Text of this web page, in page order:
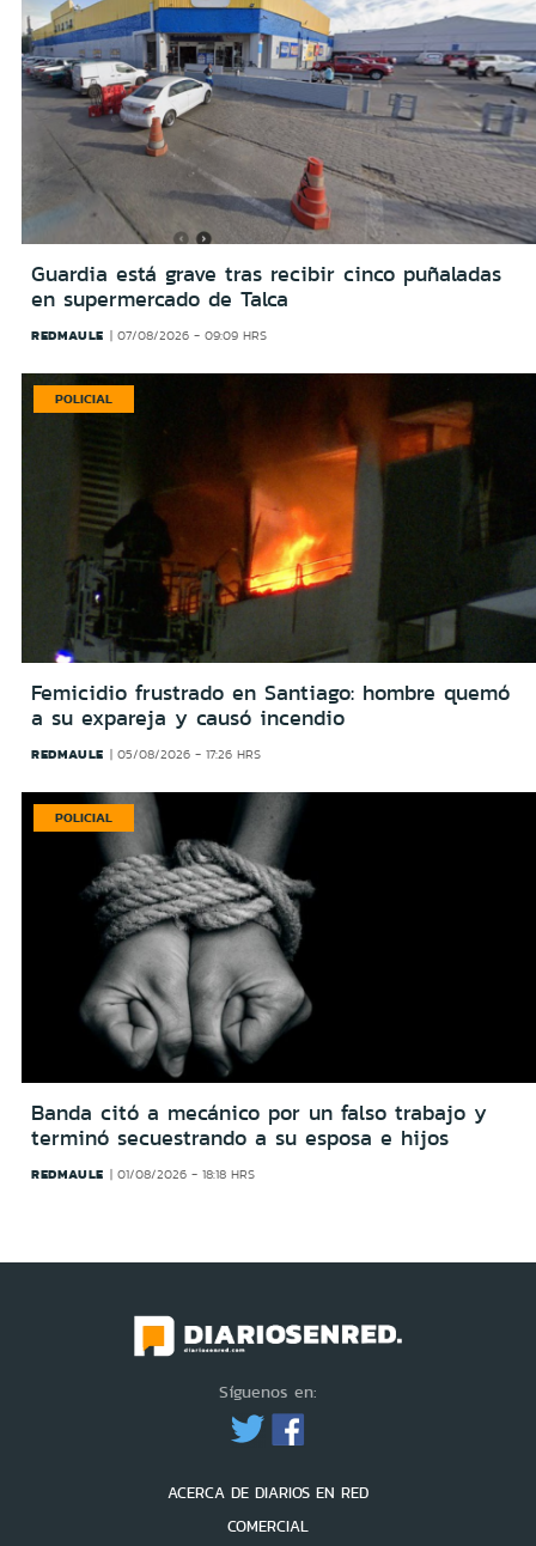
Guardia está grave tras recibir cinco puñaladas
en supermercado de Talca
REDMAULE 07/08/2026 - 09:09 HRS
POLICIAL
Femicidio frustrado en Santiago: hombre quemó
a su expareja y causó incendio
REDMAULE 05/08/2026 - 17:26 HRS
POLICIAL
Banda citó a mecánico por un falso trabajo y
terminó secuestrando a su esposa e hijos
REDMAULE 01/08/2026 - 18:18 HRS
Síguenos en:
ACERCA DE DIARIOS EN RED
COMERCIAL